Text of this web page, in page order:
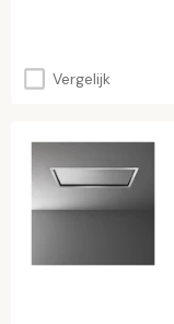
Vergelijk